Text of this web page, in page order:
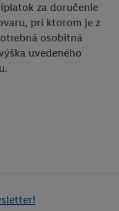
za doručenie
pri ktorom je z
osobitná
uvedeného